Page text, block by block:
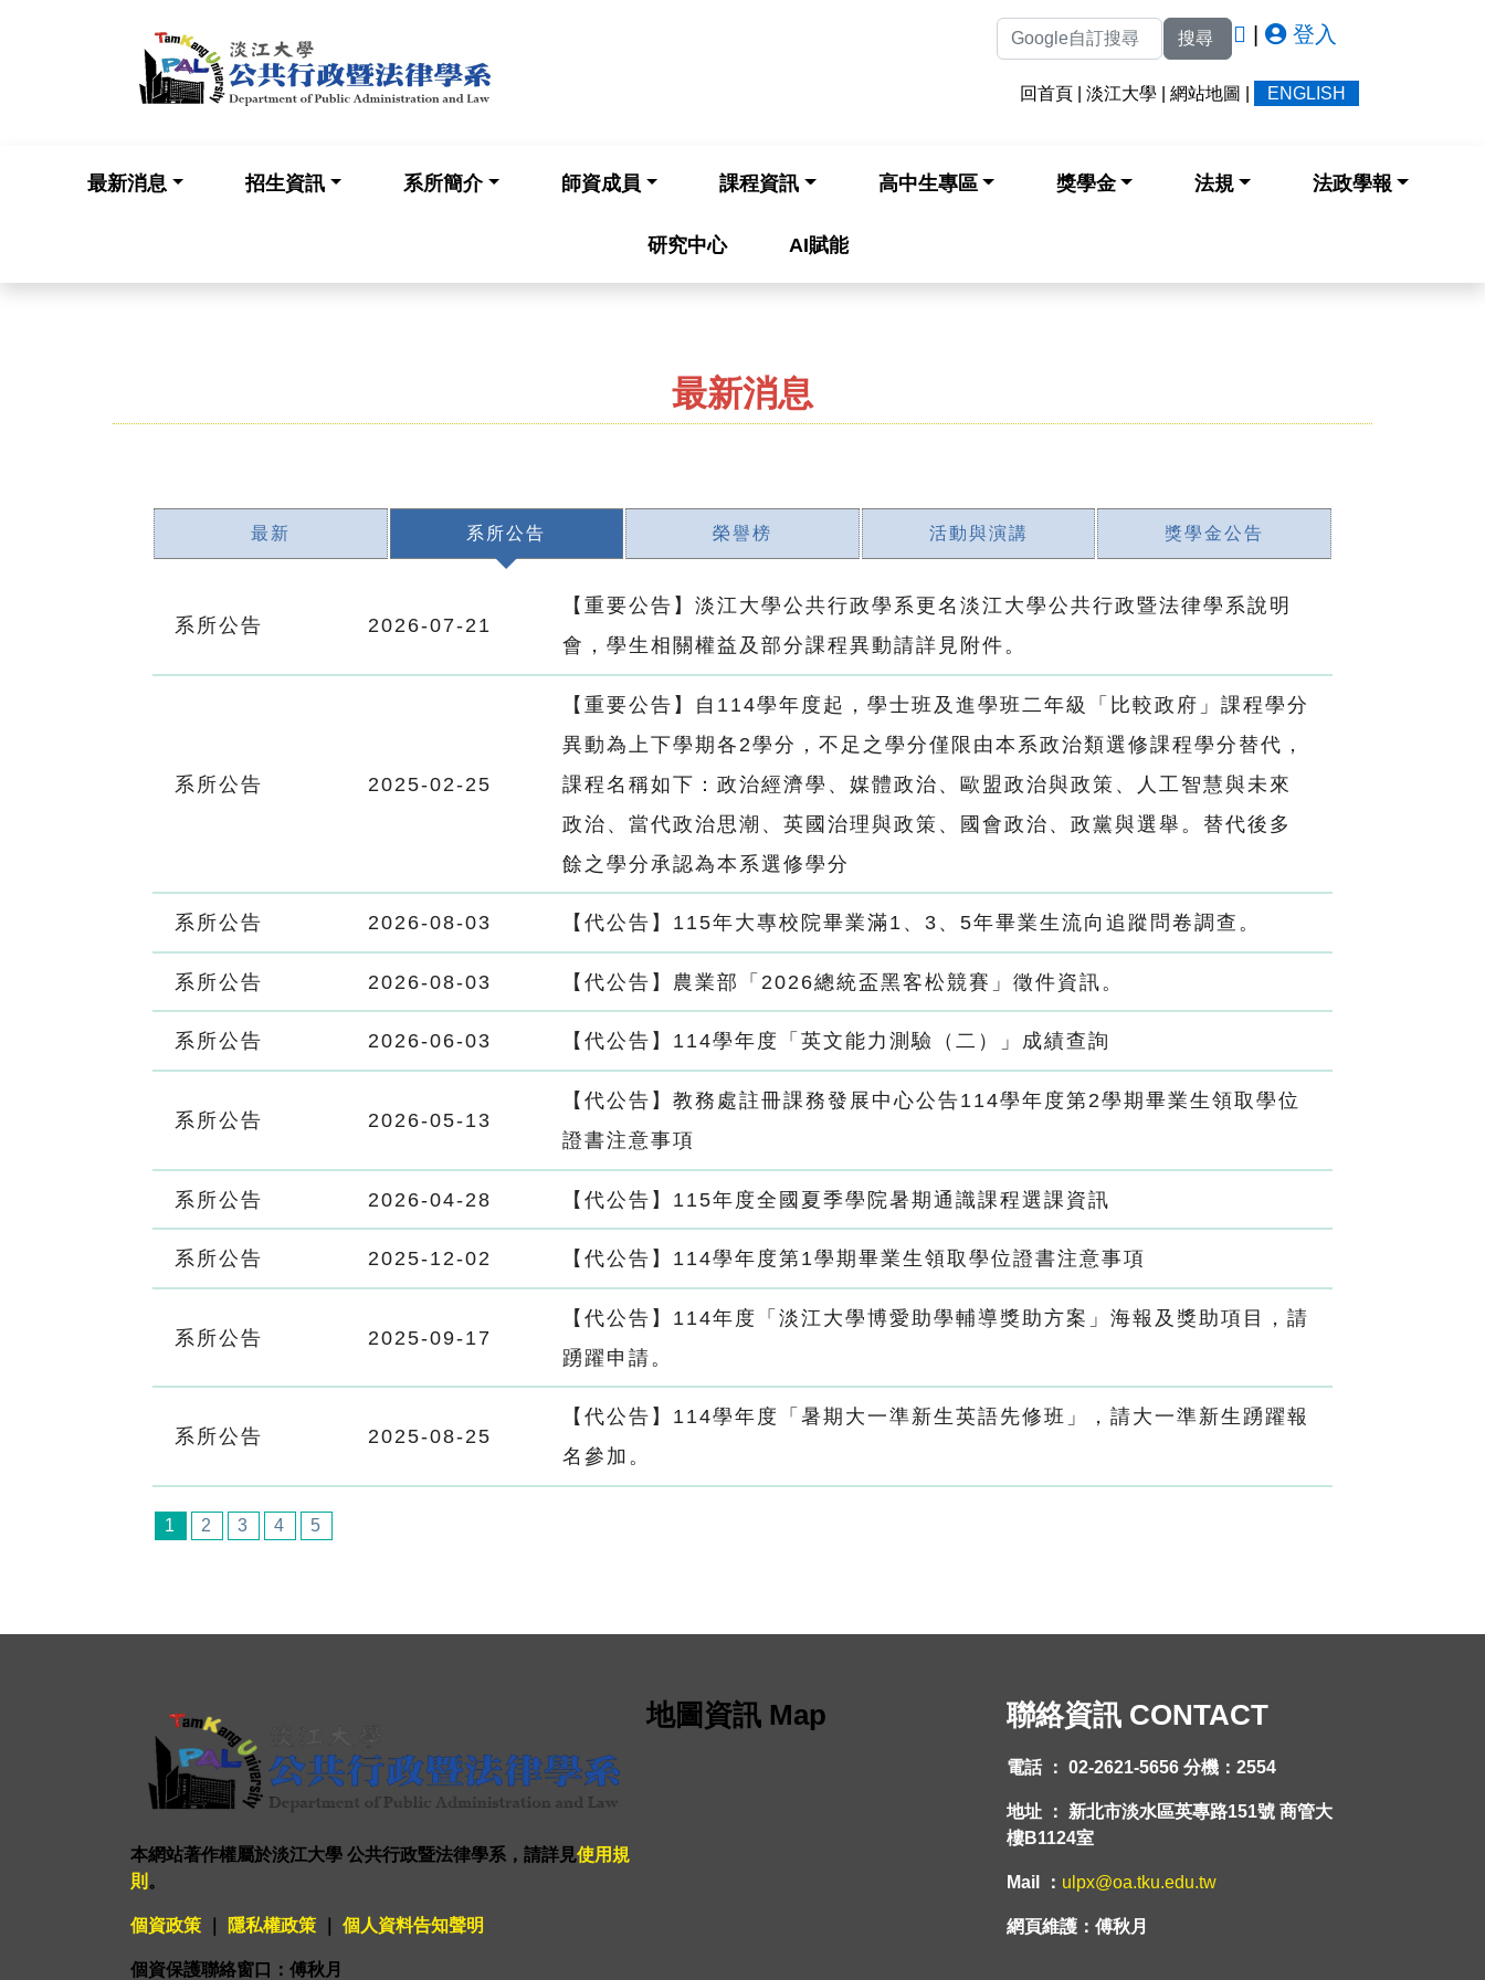
搜尋 登入
回首頁 淡江大學 網站地圖 ENGLISH
最新消息 招生資訊 系所簡介 師資成員 課程資訊 高中生專區 獎學金 法規 法政學報
研究中心 AI賦能
最新消息
最新 系所公告 榮譽榜 活動與演講 獎學金公告
系所公告 2026-07-21
【重要公告】淡江大學公共行政學系更名淡江大學公共行政暨法律學系說明
會，學生相關權益及部分課程異動請詳見附件。
系所公告 2025-02-25
【重要公告】自114學年度起，學士班及進學班二年級「比較政府」課程學分
異動為上下學期各2學分，不足之學分僅限由本系政治類選修課程學分替代，
課程名稱如下：政治經濟學、媒體政治、歐盟政治與政策、人工智慧與未來
政治、當代政治思潮、英國治理與政策、國會政治、政黨與選舉。替代後多
餘之學分承認為本系選修學分
系所公告 2026-08-03 【代公告】115年大專校院畢業滿1、3、5年畢業生流向追蹤問卷調查。
系所公告 2026-08-03 【代公告】農業部「2026總統盃黑客松競賽」徵件資訊。
系所公告 2026-06-03 【代公告】114學年度「英文能力測驗（二）」成績查詢
系所公告 2026-05-13
【代公告】教務處註冊課務發展中心公告114學年度第2學期畢業生領取學位
證書注意事項
系所公告 2026-04-28 【代公告】115年度全國夏季學院暑期通識課程選課資訊
系所公告 2025-12-02 【代公告】114學年度第1學期畢業生領取學位證書注意事項
系所公告 2025-09-17
【代公告】114年度「淡江大學博愛助學輔導獎助方案」海報及獎助項目，請
踴躍申請。
系所公告 2025-08-25
【代公告】114學年度「暑期大一準新生英語先修班」，請大一準新生踴躍報
名參加。
1 2 3 4 5
本網站著作權屬於淡江大學 公共行政暨法律學系，請詳見使用規
則 。
個資政策 隱私權政策 個人資料告知聲明
個資保護聯絡窗口：傅秋月
地圖資訊 Map 聯絡資訊 CONTACT
電話 ： 02-2621-5656 分機：2554
地址 ： 新北市淡水區英專路151號 商管大
樓B1124室
Mail ： ulpx@oa.tku.edu.tw
網頁維護：傅秋月